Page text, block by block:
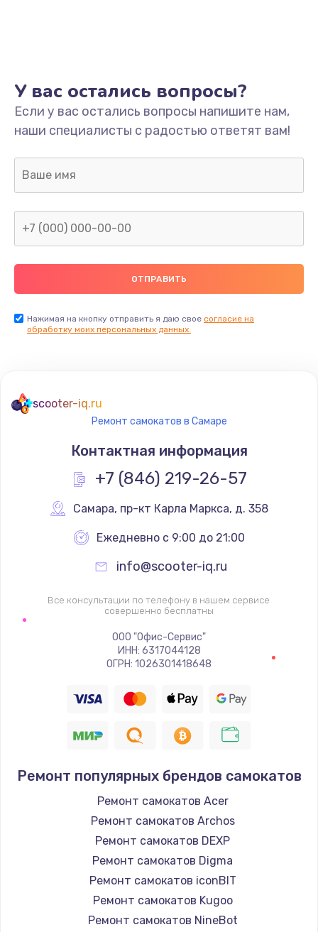
Ремонт цепей питания
2500 руб.
Замена жесткого диска
750 руб.
Заказать
725 руб.
Ремонт петель крышки
990 руб.
Заказать
1060 руб.
Заказать
Замена шим-контроллера
3900 руб.
600 руб.
У вас остались вопросы?
Если у вас остались вопросы напишите нам,
наши специалисты с радостью ответят вам!
Нажимая на кнопку отправить я даю свое согласие на
обработку моих персональных данных.
scooter-iq.ru
Ремонт самокатов в Самаре
Контактная информация
+7 (846) 219-26-57
Самара, пр-кт Карла Маркса, д. 358
Ежедневно с 9:00 до 21:00
info@scooter-iq.ru
Все консультации по телефону в нашем сервисе
совершенно бесплатны
ООО "Офис-Сервис"
ИНН: 6317044128
ОГРН: 1026301418648
Ремонт популярных брендов самокатов
Ремонт самокатов Acer
Ремонт самокатов Archos
Ремонт самокатов DEXP
Ремонт самокатов Digma
Ремонт самокатов iconBIT
Ремонт самокатов Kugoo
Ремонт самокатов NineBot